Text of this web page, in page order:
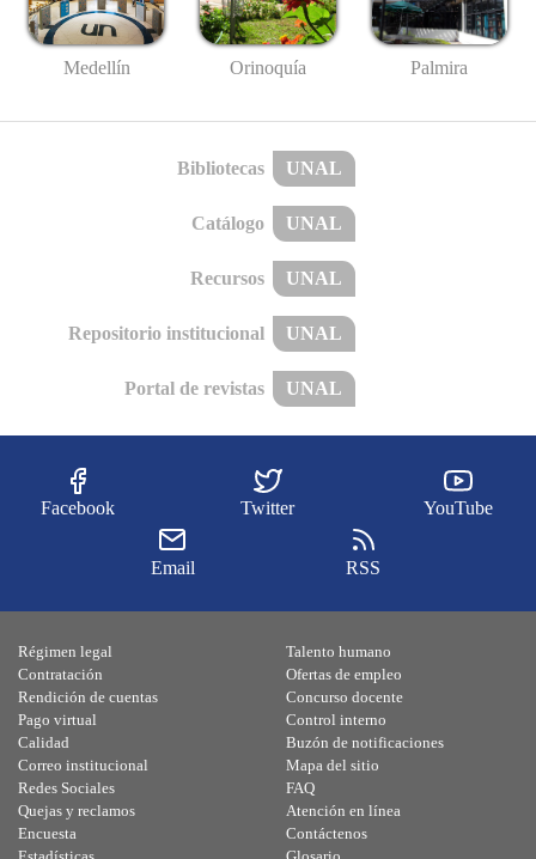
Medellín Orinoquía Palmira
Bibliotecas UNAL
Catálogo UNAL
Recursos UNAL
Repositorio institucional UNAL
Portal de revistas UNAL
Facebook Twitter YouTube
Email RSS
Régimen legal
Contratación
Rendición de cuentas
Pago virtual
Calidad
Talento humano
Ofertas de empleo
Concurso docente
Control interno
Buzón de notificaciones
Correo institucional
Redes Sociales
Quejas y reclamos
Encuesta
Mapa del sitio
FAQ
Atención en línea
Contáctenos